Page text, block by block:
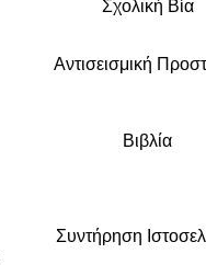
Σχολική Βία
Αντισεισμική
Βιβλία
Συντήρηση